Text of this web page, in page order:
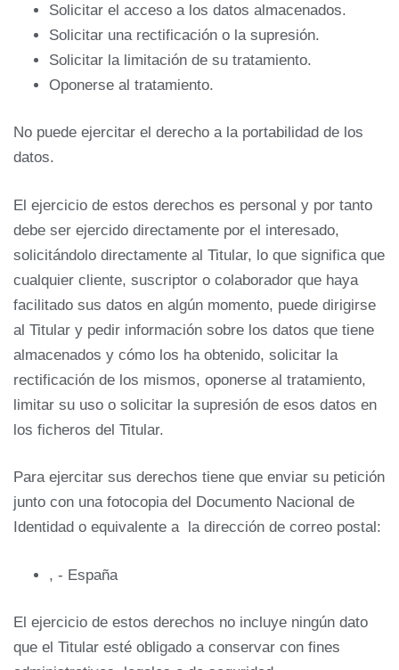
Solicitar el acceso a los datos almacenados.
Solicitar una rectificación o la supresión.
Solicitar la limitación de su tratamiento.
Oponerse al tratamiento.
No puede ejercitar el derecho a la portabilidad de los
datos.
El ejercicio de estos derechos es personal y por tanto
debe ser ejercido directamente por el interesado,
solicitándolo directamente al Titular, lo que significa que
cualquier cliente, suscriptor o colaborador que haya
facilitado sus datos en algún momento, puede dirigirse
al Titular y pedir información sobre los datos que tiene
almacenados y cómo los ha obtenido, solicitar la
rectificación de los mismos, oponerse al tratamiento,
limitar su uso o solicitar la supresión de esos datos en
los ficheros del Titular.
Para ejercitar sus derechos tiene que enviar su petición
junto con una fotocopia del Documento Nacional de
Identidad o equivalente a la dirección de correo postal:
, - España
El ejercicio de estos derechos no incluye ningún dato
que el Titular esté obligado a conservar con fines